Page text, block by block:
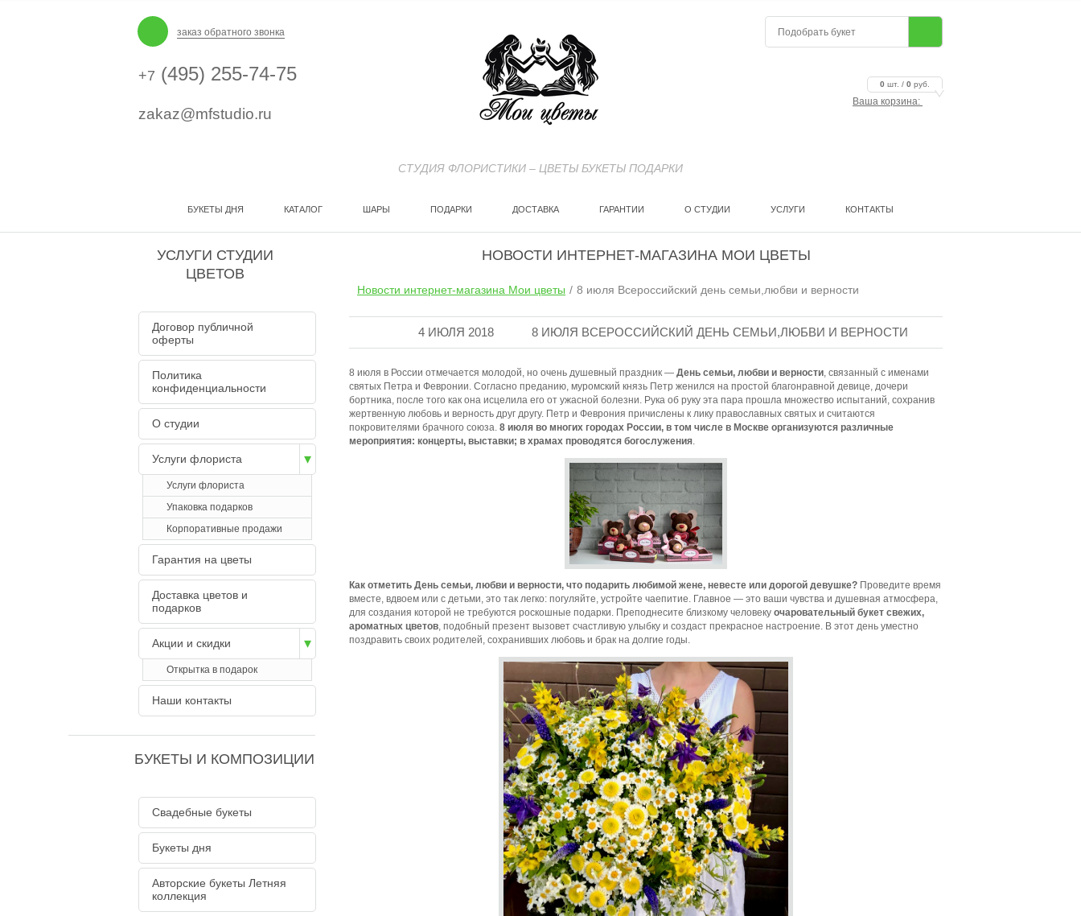
заказ обратного звонка
+7 (495) 255-74-75
zakaz@mfstudio.ru
Ваша корзина:
0 шт. / 0 руб.
СТУДИЯ ФЛОРИСТИКИ – ЦВЕТЫ БУКЕТЫ ПОДАРКИ
БУКЕТЫ ДНЯ КАТАЛОГ ШАРЫ ПОДАРКИ ДОСТАВКА ГАРАНТИИ О СТУДИИ УСЛУГИ КОНТАКТЫ
УСЛУГИ СТУДИИ
ЦВЕТОВ
Договор публичной
оферты
Политика
конфиденциальности
О студии
Услуги флориста
Услуги флориста
Упаковка подарков
Корпоративные продажи
Гарантия на цветы
Доставка цветов и
подарков
Акции и скидки
Открытка в подарок
Наши контакты
БУКЕТЫ И КОМПОЗИЦИИ
Свадебные букеты
Букеты дня
Авторские букеты Летняя
коллекция
НОВОСТИ ИНТЕРНЕТ-МАГАЗИНА МОИ ЦВЕТЫ
Новости интернет-магазина Мои цветы 8 июля Всероссийский день семьи,любви и верности
4 ИЮЛЯ 2018 8 ИЮЛЯ ВСЕРОССИЙСКИЙ ДЕНЬ СЕМЬИ,ЛЮБВИ И ВЕРНОСТИ
8 июля в России отмечается молодой, но очень душевный праздник — День семьи, любви и верности, связанный с именами
святых Петра и Февронии. Согласно преданию, муромский князь Петр женился на простой благонравной девице, дочери
бортника, после того как она исцелила его от ужасной болезни. Рука об руку эта пара прошла множество испытаний, сохранив
жертвенную любовь и верность друг другу. Петр и Феврония причислены к лику православных святых и считаются
покровителями брачного союза. 8 июля во многих городах России, в том числе в Москве организуются различные
мероприятия: концерты, выставки; в храмах проводятся богослужения.
Как отметить День семьи, любви и верности, что подарить любимой жене, невесте или дорогой девушке? Проведите время
вместе, вдвоем или с детьми, это так легко: погуляйте, устройте чаепитие. Главное — это ваши чувства и душевная атмосфера,
для создания которой не требуются роскошные подарки. Преподнесите близкому человеку очаровательный букет свежих,
ароматных цветов, подобный презент вызовет счастливую улыбку и создаст прекрасное настроение. В этот день уместно
поздравить своих родителей, сохранивших любовь и брак на долгие годы.